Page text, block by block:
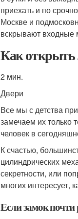
приехать и по
Москве и
вскрывают входные
Как открыть
2 мин.
Двери
Все мы с детства
замечаем их только
человек в
К счастью,
цилиндрических
секретности, или
многих интересует,
Если замок